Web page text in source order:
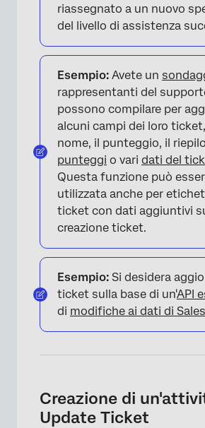
riassegnato a un nuovo
del livello di assistenza
Esempio: Avete un
rappresentanti del
possono compilare per
alcuni campi dei loro
nome, il punteggio, il
punteggi o vari dati del
Questa funzione può
utilizzata anche per
ticket con dati aggiuntivi
creazione ticket.
Esempio: Si desidera
ticket sulla base di un'API
di modifiche ai dati di
Creazione di
Update Ticket